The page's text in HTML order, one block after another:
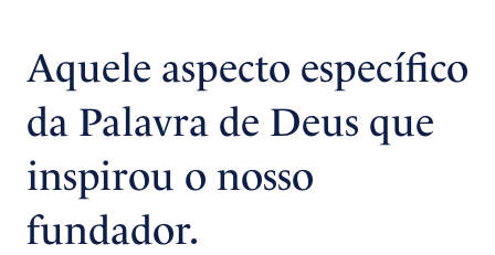
Aquele aspecto específico
da Palavra de Deus que
inspirou o nosso
fundador.